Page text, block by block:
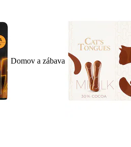
Domov a zábava